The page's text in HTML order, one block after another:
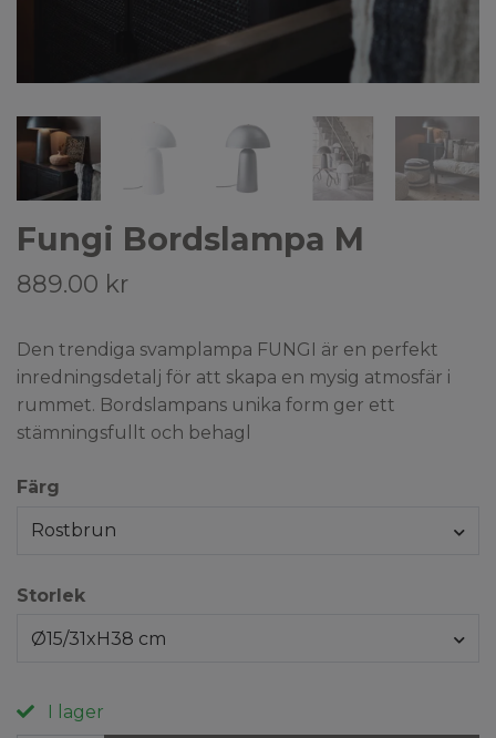
Fungi Bordslampa M
889.00 kr
Den trendiga svamplampa FUNGI är en perfekt
inredningsdetalj för att skapa en mysig atmosfär i
rummet. Bordslampans unika form ger ett
stämningsfullt och behagl
Färg
Rostbrun
Storlek
Ø15/31xH38 cm
I lager